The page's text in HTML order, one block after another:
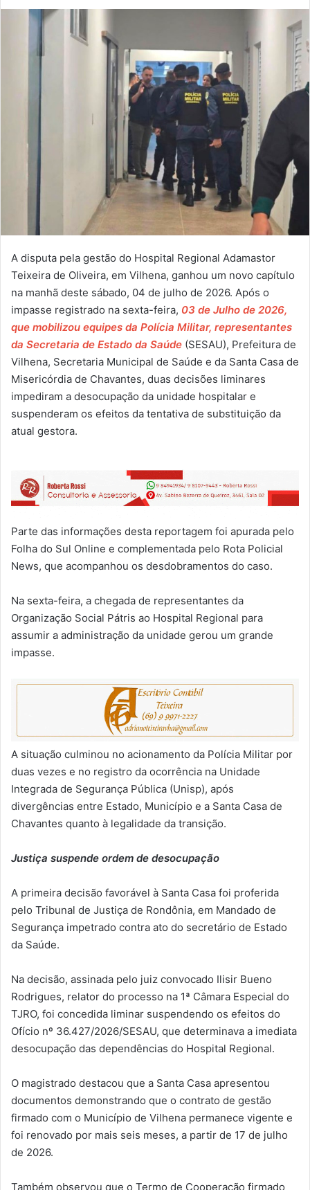
A disputa pela gestão do Hospital Regional Adamastor
Teixeira de Oliveira, em Vilhena, ganhou um novo capítulo
na manhã deste sábado, 04 de julho de 2026. Após o
impasse registrado na sexta-feira, 03 de Julho de 2026,
que mobilizou equipes da Polícia Militar, representantes
da Secretaria de Estado da Saúde (SESAU), Prefeitura de
Vilhena, Secretaria Municipal de Saúde e da Santa Casa de
Misericórdia de Chavantes, duas decisões liminares
impediram a desocupação da unidade hospitalar e
suspenderam os efeitos da tentativa de substituição da
atual gestora.
Parte das informações desta reportagem foi apurada pelo
Folha do Sul Online e complementada pelo Rota Policial
News, que acompanhou os desdobramentos do caso.
Na sexta-feira, a chegada de representantes da
Organização Social Pátris ao Hospital Regional para
assumir a administração da unidade gerou um grande
impasse.
A situação culminou no acionamento da Polícia Militar por
duas vezes e no registro da ocorrência na Unidade
Integrada de Segurança Pública (Unisp), após
divergências entre Estado, Município e a Santa Casa de
Chavantes quanto à legalidade da transição.
Justiça suspende ordem de desocupação
A primeira decisão favorável à Santa Casa foi proferida
pelo Tribunal de Justiça de Rondônia, em Mandado de
Segurança impetrado contra ato do secretário de Estado
da Saúde.
Na decisão, assinada pelo juiz convocado Ilisir Bueno
Rodrigues, relator do processo na 1ª Câmara Especial do
TJRO, foi concedida liminar suspendendo os efeitos do
Ofício nº 36.427/2026/SESAU, que determinava a imediata
desocupação das dependências do Hospital Regional.
O magistrado destacou que a Santa Casa apresentou
documentos demonstrando que o contrato de gestão
firmado com o Município de Vilhena permanece vigente e
foi renovado por mais seis meses, a partir de 17 de julho
de 2026.
Também observou que o Termo de Cooperação firmado